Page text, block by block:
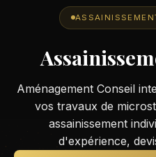
Aménagement Conseil
vos travaux de
assainissement
d'expérience,